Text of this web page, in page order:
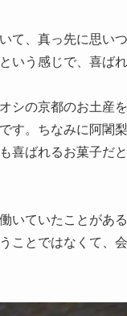
て、真っ先に思い
いう感じで、喜ば
シの京都のお土産
です。ちなみに阿闍
喜ばれるお菓子だと
いていたことがあ
ことではなくて、